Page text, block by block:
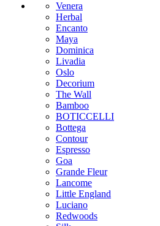
Venera
Herbal
Encanto
Maya
Dominica
Livadia
Oslo
Decorium
The Wall
Bamboo
BOTICCELLI
Bottega
Contour
Espresso
Goa
Grande Fleur
Lancome
Little England
Luciano
Redwoods